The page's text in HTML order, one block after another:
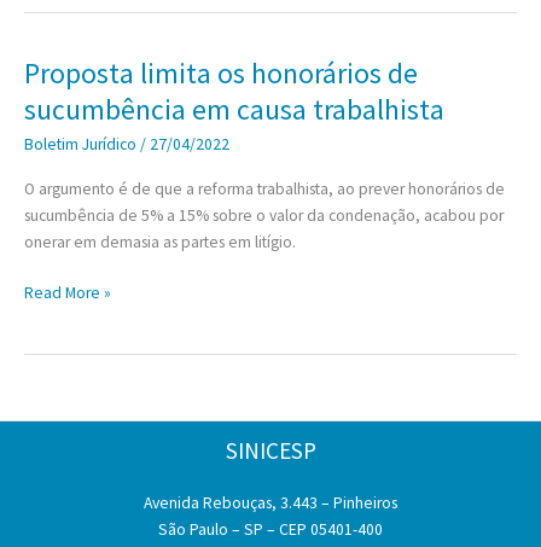
julgar
ação
de
que
sofreu
acidente
curso
Senai
Proposta limita os honorários de
sucumbência em causa trabalhista
Boletim Jurídico / 27/04/2022
O argumento é de que a reforma trabalhista, ao prever honorários de
sucumbência de 5% a 15% sobre o valor da condenação, acabou por
onerar em demasia as partes em litígio.
Proposta
sucumbência
Read More »
SINICESP
Avenida Rebouças, 3.443 – Pinheiros
São Paulo – SP – CEP 05401-400